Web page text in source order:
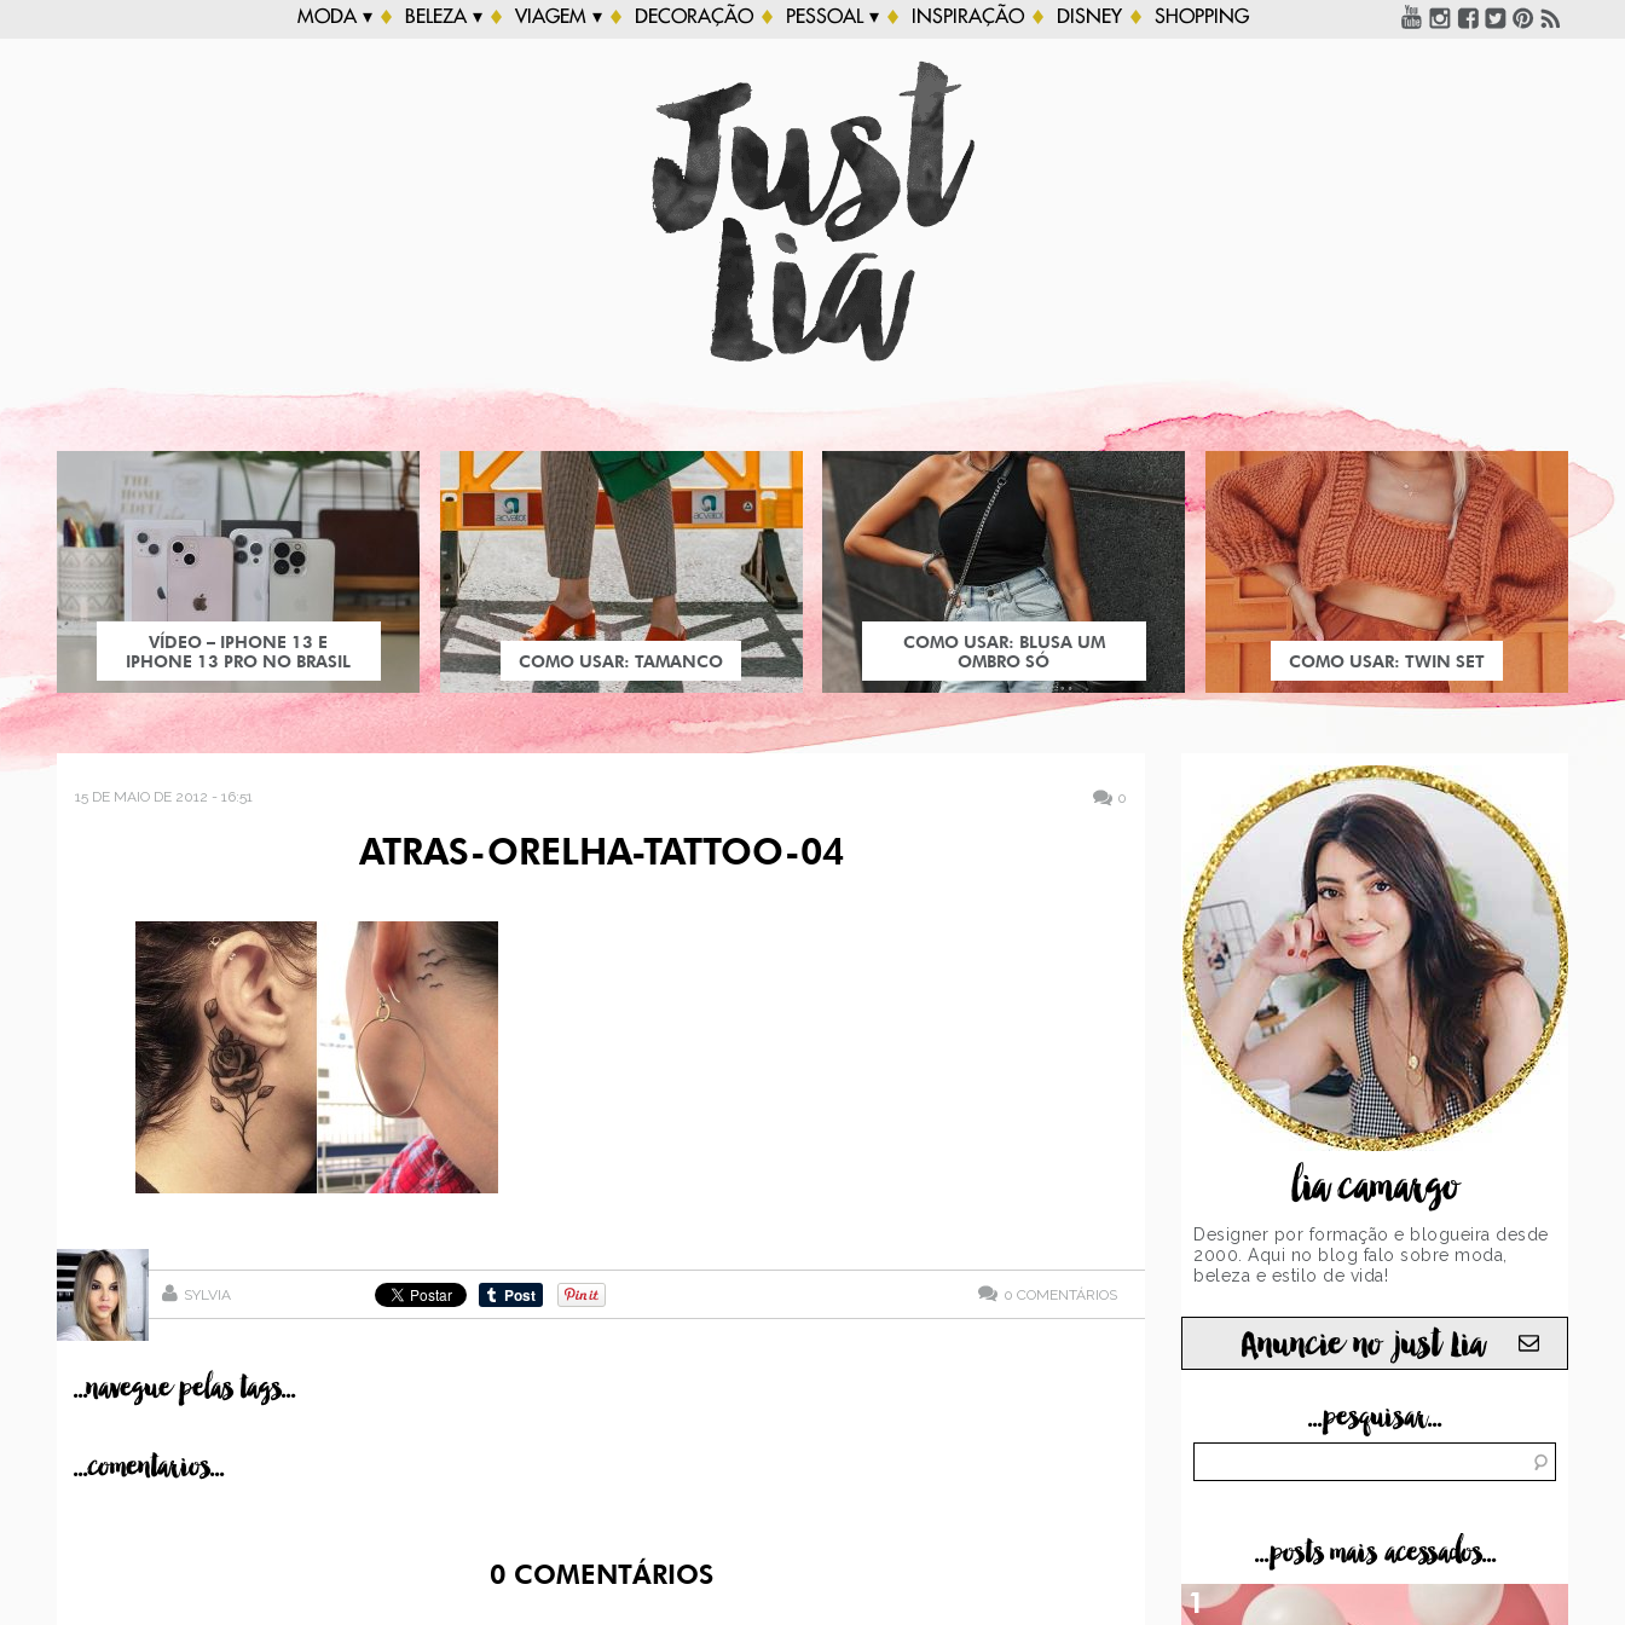
MODA ▾ BELEZA ▾ VIAGEM ▾ DECORAÇÃO PESSOAL ▾ INSPIRAÇÃO DISNEY SHOPPING
VÍDEO – IPHONE 13 E
IPHONE 13 PRO NO BRASIL
COMO USAR: TAMANCO
COMO USAR: BLUSA UM
OMBRO SÓ
COMO USAR: TWIN SET
15 DE MAIO DE 2012 - 16:51 0
ATRAS-ORELHA-TATTOO-04
SYLVIA 0 COMENTÁRIOS
...navegue pelas tags...
...comentarios...
0COMENTÁRIOS
lia camargo
Designer por formação e blogueira desde
2000. Aqui no blog falo sobre moda,
beleza e estilo de vida!
Anuncie no just Lia
...pesquisar...
...posts mais acessados...
1